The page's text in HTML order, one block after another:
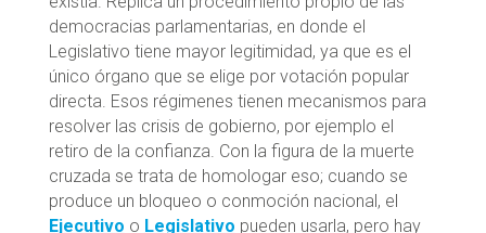
democracias parlamentarias, en donde el
Legislativo tiene mayor legitimidad, ya que es el
único órgano que se elige por votación popular
directa. Esos régimenes tienen mecanismos para
resolver las crisis de gobierno, por ejemplo el
retiro de la confianza. Con la figura de la muerte
cruzada se trata de homologar eso; cuando se
produce un bloqueo o conmoción nacional, el
Ejecutivo o Legislativo pueden usarla, pero hay